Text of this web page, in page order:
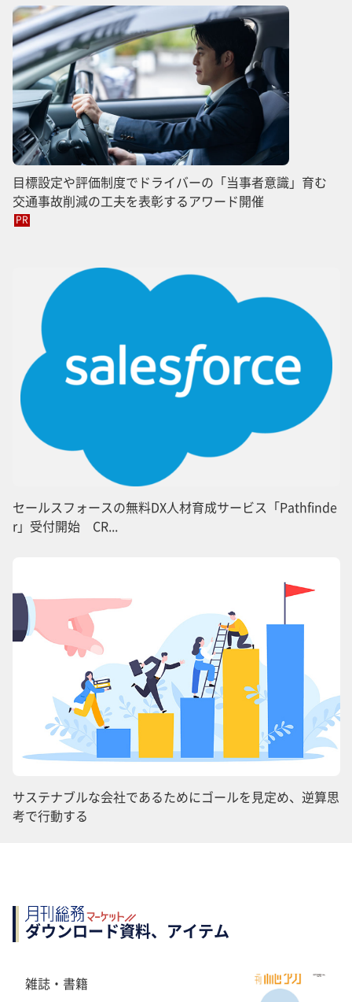
目標設定や評価制度でドライバーの「当事者意識」育む
交通事故削減の工夫を表彰するアワード開催
PR
セールスフォースの無料DX人材育成サービス「Pathfinde
r」受付開始 CR...
サステナブルな会社であるためにゴールを見定め、逆算思
考で行動する
ダウンロード資料、アイテム
雑誌・書籍